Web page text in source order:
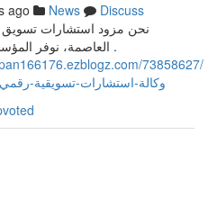
ago News
Discuss
نحن مزود استشارات تسويق
العاصمة، نوفر المؤسسات على تحقيق أرباحهم التسويقية .
73858627/
وكالة-استشارات-تسويقية-